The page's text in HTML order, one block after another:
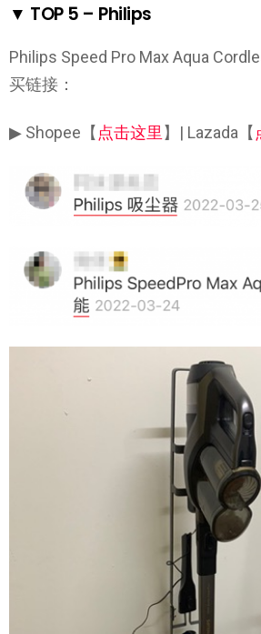
▼ TOP 5 – Philips
Philips Speed Pro Max Aqua
买链接：
▶ Shopee【点击这里】| Lazada【